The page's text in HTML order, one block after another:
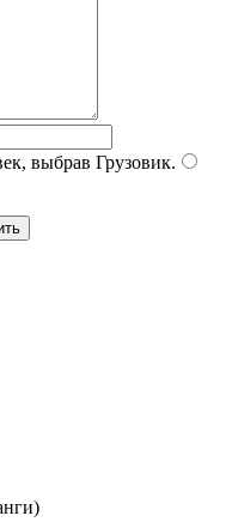
выбрав Грузовик.